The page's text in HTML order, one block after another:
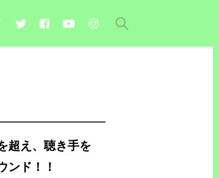
超え、聴き手を
ンド！！